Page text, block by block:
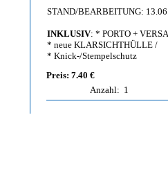
STAND/BEARBEITUNG:
INKLUSIV: * PORTO +
* neue KLARSICHTHÜLLE /
* Knick-/Stempelschutz
Preis: 7.40 €
Anzahl: 1